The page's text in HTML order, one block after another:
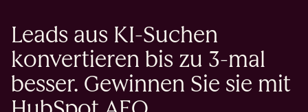
Leads aus KI-Suchen
konvertieren bis zu 3-mal
besser. Gewinnen Sie sie mit